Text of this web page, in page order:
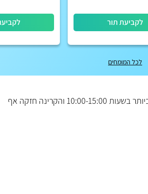
לקביעת תור
לכל המומחים
הדרך הטובה ביותר למנוע כוויות שמש היא להימנע מחשיפה ישירה לשמש. הקרינה חזקה ביותר בשעות 10:00-15:00 והקרינה חזקה אף